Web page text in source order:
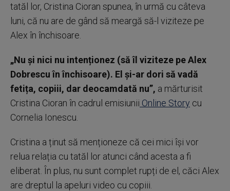
tatăl lor, Cristina Cioran spunea, în urmă cu câteva
luni, că nu are de gând să meargă să-l viziteze pe
Alex în închisoare.
„Nu și nici nu intenționez (să îl viziteze pe Alex
Dobrescu în închisoare). El și-ar dori să vadă
fetița, copiii, dar deocamdată nu”, a mărturisit
Cristina Cioran în cadrul emisiunii Online Story cu
Cornelia Ionescu.
Cristina a ținut să menționeze că cei mici își vor
relua relația cu tatăl lor atunci când acesta a fi
eliberat. În plus, nu sunt complet rupți de el, căci Alex
are dreptul la apeluri video cu copiii.